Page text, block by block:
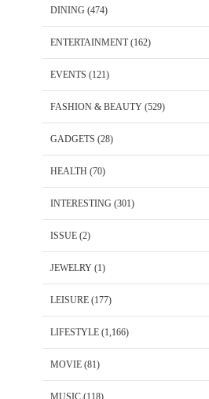
DINING (474)
ENTERTAINMENT(162)
EVENTS (121)
FASHION & BEAUTY (529)
GADGETS (28)
HEALTH (70)
INTERESTING (301)
ISSUE (2)
JEWELRY (1)
LEISURE (177)
LIFESTYLE (1,166)
MOVIE (81)
MUSIC (118)